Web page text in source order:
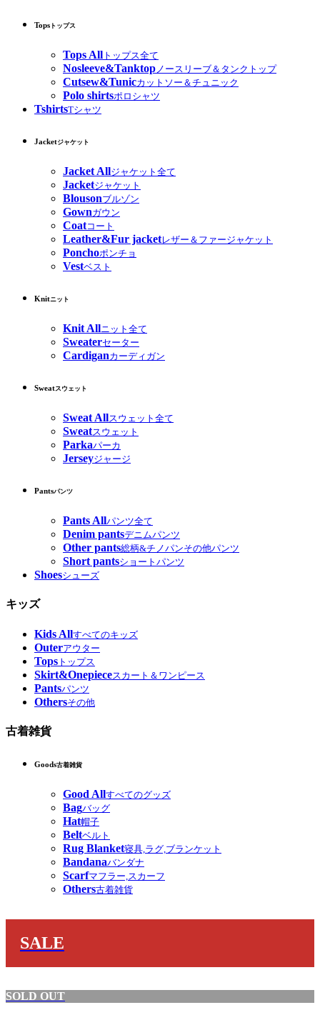
Tops トップス
Tops All トップス全て
Nosleeve&Tanktopノースリーブ＆タンクトップ
Cutsew&Tunicカットソー＆チュニック
Polo shirtsポロシャツ
TshirtsTシャツ
Jacketジャケット
Jacket Allジャケット全て
Jacketジャケット
Blousonブルゾン
Gownガウン
Coatコート
Leather&Fur jacketレザー＆ファージャケット
Ponchoポンチョ
Vestベスト
Knitニット
Knit Allニット全て
Sweaterセーター
Cardiganカーディガン
Sweatスウェット
Sweat Allスウェット全て
Sweatスウェット
Parkaパーカ
Jerseyジャージ
Pantsパンツ
Pants Allパンツ全て
Denim pantsデニムパンツ
Other pants総柄&チノパンその他パンツ
Short pantsショートパンツ
Shoesシューズ
キッズ
Kids Allすべてのキッズ
Outerアウター
Tops トップス
Skirt&Onepieceスカート＆ワンピース
Pantsパンツ
Othersその他
古着雑貨
Goods古着雑貨
Good Allすべてのグッズ
Bagバッグ
Hat帽子
Beltベルト
Rug Blanket寝具,ラグ,ブランケット
Bandanaバンダナ
Scarfマフラー,スカーフ
Others古着雑貨
SALE
SOLD OUT